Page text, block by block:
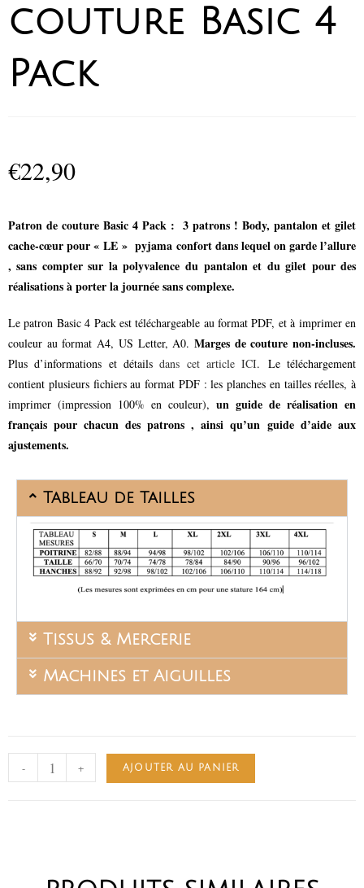
couture Basic 4
Pack
€22,90
Patron de couture Basic 4 Pack : 3 patrons ! Body, pantalon et gilet
cache-cœur pour « LE » pyjama confort dans lequel on garde l’allure
, sans compter sur la polyvalence du pantalon et du gilet pour des
réalisations à porter la journée sans complexe.
Le patron Basic 4 Pack est téléchargeable au format PDF, et à imprimer en
couleur au format A4, US Letter, A0. Marges de couture non-incluses.
Plus d’informations et détailsdans cet article ICI. Le téléchargement
contient plusieurs fichiers au format PDF : les planches en tailles réelles, à
imprimer (impression 100% en couleur), un guide de réalisation en
français pour chacun des patrons , ainsi qu’un guide d’aide aux
ajustements.
Tableau de Tailles
Tissus & Mercerie
Machines et Aiguilles
- + AJOUTER AU PANIER